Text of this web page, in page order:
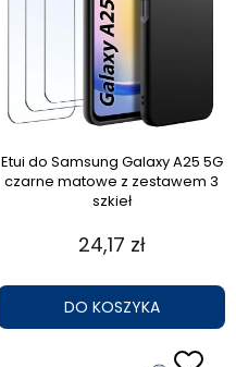
Etui do Samsung Galaxy A25 5G
czarne matowe z zestawem 3
szkieł
24,17 zł
DO KOSZYKA